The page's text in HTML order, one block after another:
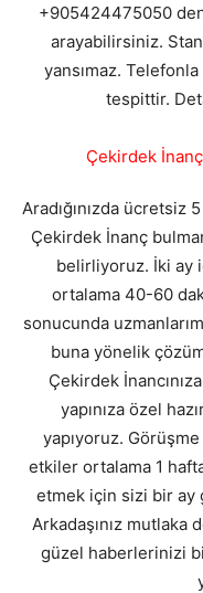
+905424475050
arayabilirsiniz.
yansımaz.
tespittir.
Çekirdek
Aradığınızda ücretsiz
Çekirdek İnanç
belirliyoruz. İki ay
ortalama 40-60
sonucunda
buna yönelik
Çekirdek
yapınıza özel
yapıyoruz.
etkiler ortalama 1
etmek için sizi bir ay
Arkadaşınız
güzel haberlerinizi